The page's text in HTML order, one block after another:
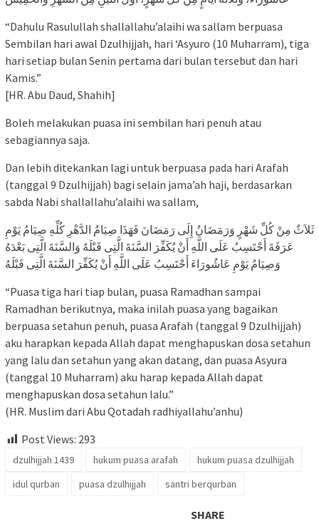
“Dahulu Rasulullah shallallahu’alaihi wa sallam berpuasa
Sembilan hari awal Dzulhijjah, hari ‘Asyuro (10 Muharram), tiga
hari setiap bulan Senin pertama dari bulan tersebut dan hari
Kamis.”
[HR. Abu Daud, Shahih]
Boleh melakukan puasa ini sembilan hari penuh atau
sebagiannya saja.
Dan lebih ditekankan lagi untuk berpuasa pada hari Arafah
(tanggal 9 Dzulhijjah) bagi selain jama’ah haji, berdasarkan
sabda Nabi shallallahu’alaihi wa sallam,
ثَلاَثٌ مِنْ كُلِّ شَهْرٍ وَرَمَضَانُ إِلَى رَمَضَانَ فَهَذَا صِيَامُ الدَّهْرِ كُلِّهِ صِيَامُ يَوْمِ
عَرَفَةَ أَحْتَسِبُ عَلَى اللَّهِ أَنْ يُكَفِّرَ السَّنَةَ الَّتِى قَبْلَهُ وَالسَّنَةَ الَّتِى بَعْدَهُ
وَصِيَامُ يَوْمِ عَاشُورَاءَ أَحْتَسِبُ عَلَى اللَّهِ أَنْ يُكَفِّرَ السَّنَةَ الَّتِى قَبْلَهُ
“Puasa tiga hari tiap bulan, puasa Ramadhan sampai
Ramadhan berikutnya, maka inilah puasa yang bagaikan
berpuasa setahun penuh, puasa Arafah (tanggal 9 Dzulhijjah)
aku harapkan kepada Allah dapat menghapuskan dosa setahun
yang lalu dan setahun yang akan datang, dan puasa Asyura
(tanggal 10 Muharram) aku harap kepada Allah dapat
menghapuskan dosa setahun lalu.”
(HR. Muslim dari Abu Qotadah radhiyallahu’anhu)
Post Views: 293
dzulhijjah 1439 hukum puasa arafah
hukum puasa dzulhijjah
idul qurban
puasa dzulhijjah santri berqurban
SHARE